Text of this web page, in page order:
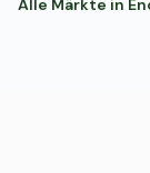
Alle Märkte in